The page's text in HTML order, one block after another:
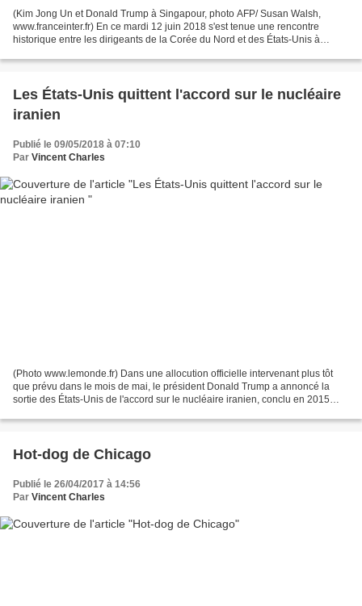
(Kim Jong Un et Donald Trump à Singapour, photo AFP/ Susan Walsh,
www.franceinter.fr) En ce mardi 12 juin 2018 s'est tenue une rencontre
historique entre les dirigeants de la Corée du Nord et des États-Unis à
Les États-Unis quittent l'accord sur le nucléaire
iranien
Publié le 09/05/2018 à 07:10
Par Vincent Charles
(Photo www.lemonde.fr) Dans une allocution officielle intervenant plus tôt
que prévu dans le mois de mai, le président Donald Trump a annoncé la
sortie des États-Unis de l'accord sur le nucléaire iranien, conclu en 2015
Hot-dog de Chicago
Publié le 26/04/2017 à 14:56
Par Vincent Charles